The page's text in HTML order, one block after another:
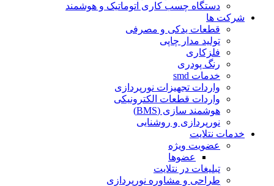
دستگاه چسب کاری اتوماتیک و هوشمند
شرکت ها
قطعات یدکی و مصرفی
تولید مدار چاپی
فلزکاری
رنگ پودری
خدمات smd
واردات تجهیزات نورپردازی
واردات قطعات الکترونیکی
هوشمند سازی (BMS)
نورپردازی و روشنایی
خدمات نتلایت
عضویت ویژه
عضوها
تبلیغات در نتلایت
طراحی و مشاوره نورپردازی